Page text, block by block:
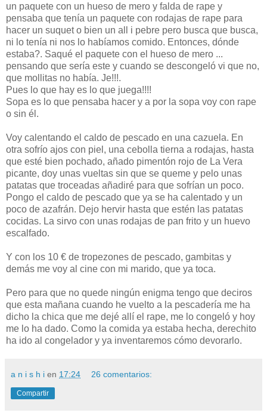
un paquete con un hueso de mero y falda de rape y
pensaba que tenía un paquete con rodajas de rape para
hacer un suquet o bien un all i pebre pero busca que busca,
ni lo tenía ni nos lo habíamos comido. Entonces, dónde
estaba?. Saqué el paquete con el hueso de mero ...
pensando que sería este y cuando se descongeló vi que no,
que mollitas no había. Je!!!.
Pues lo que hay es lo que juega!!!!
Sopa es lo que pensaba hacer y a por la sopa voy con rape
o sin él.
Voy calentando el caldo de pescado en una cazuela. En
otra sofrío ajos con piel, una cebolla tierna a rodajas, hasta
que esté bien pochado, añado pimentón rojo de La Vera
picante, doy unas vueltas sin que se queme y pelo unas
patatas que troceadas añadiré para que sofrían un poco.
Pongo el caldo de pescado que ya se ha calentado y un
poco de azafrán. Dejo hervir hasta que estén las patatas
cocidas. La sirvo con unas rodajas de pan frito y un huevo
escalfado.
Y con los 10 € de tropezones de pescado, gambitas y
demás me voy al cine con mi marido, que ya toca.
Pero para que no quede ningún enigma tengo que deciros
que esta mañana cuando he vuelto a la pescadería me ha
dicho la chica que me dejé allí el rape, me lo congeló y hoy
me lo ha dado. Como la comida ya estaba hecha, derechito
ha ido al congelador y ya inventaremos cómo devorarlo.
a n i s h i en 17:24 26 comentarios:
Compartir